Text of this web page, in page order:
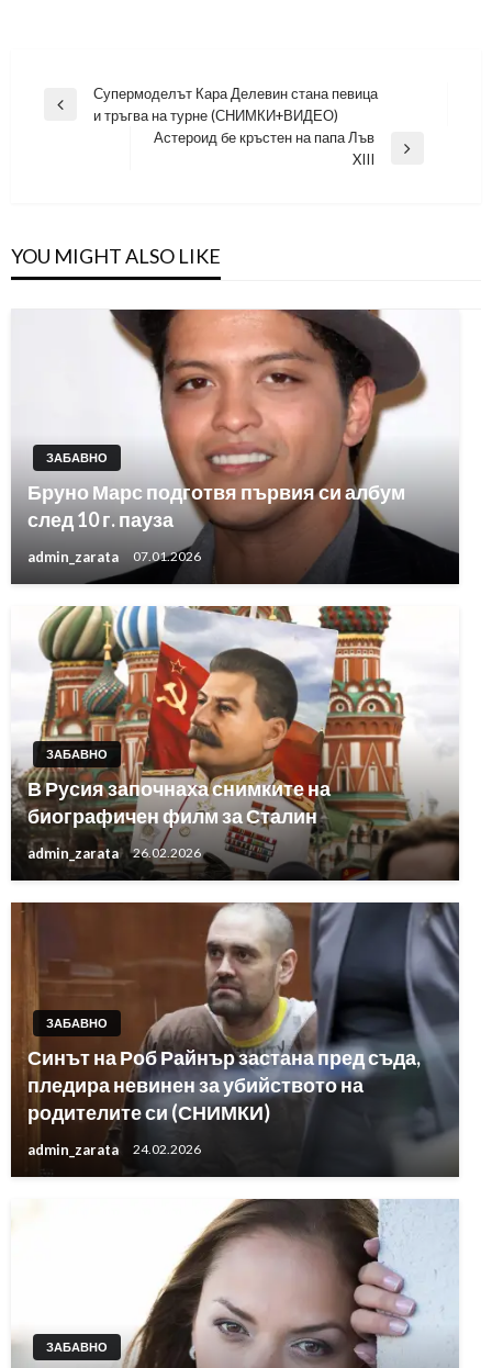
Навигация
Previous
Супермоделът Кара Делевин стана певица
и тръгва на турне (СНИМКИ+ВИДЕО)
Астероид бе кръстен на папа Лъв
XIII
YOU MIGHT ALSO LIKE
ЗАБАВНО
Бруно Марс подготвя първия си албум
след 10 г. пауза
admin_zarata 07.01.2026
ЗАБАВНО
В Русия започнаха снимките на
биографичен филм за Сталин
admin_zarata 26.02.2026
ЗАБАВНО
Синът на Роб Райнър застана пред съда,
пледира невинен за убийството на
родителите си (СНИМКИ)
admin_zarata 24.02.2026
ЗАБАВНО